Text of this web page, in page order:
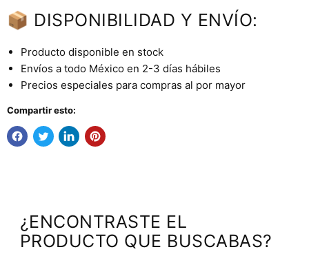
📦 DISPONIBILIDAD Y ENVÍO:
Producto disponible en stock
Envíos a todo México en 2-3 días hábiles
Precios especiales para compras al por mayor
Compartir esto:
¿ENCONTRASTE EL
PRODUCTO QUE BUSCABAS?